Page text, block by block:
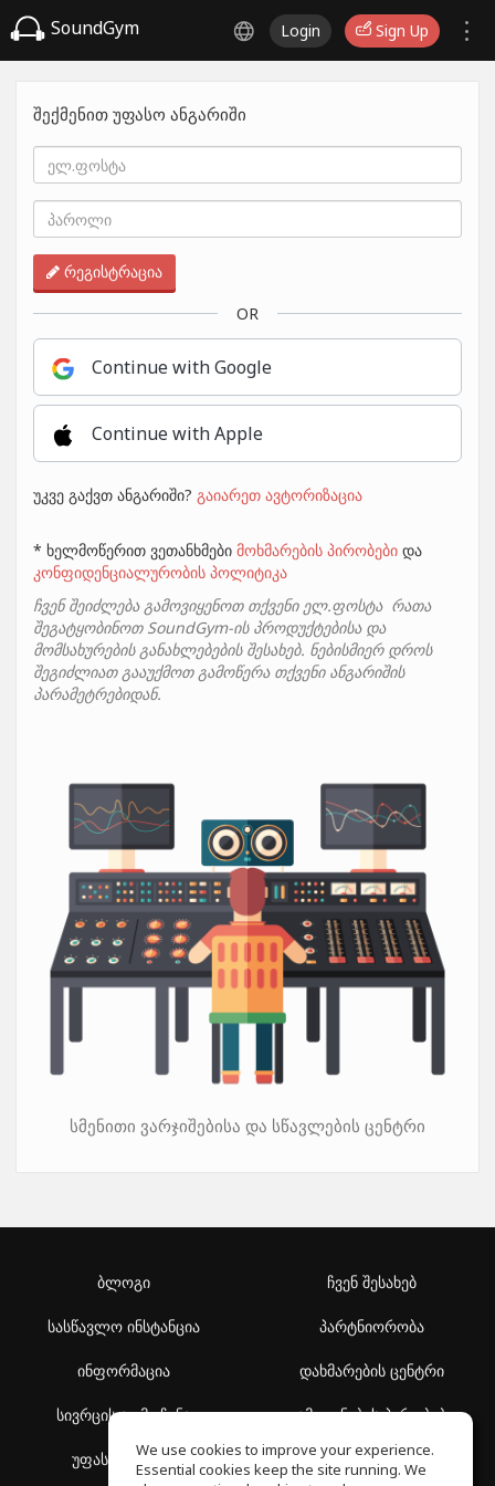
SoundGym Login Sign Up
შექმენით უფასო ანგარიში
რეგისტრაცია
OR
Continue with Google
Continue with Apple
უკვე გაქვთ ანგარიში? გაიარეთ ავტორიზაცია
* ხელმოწერით ვეთანხმები მოხმარების პირობები და
კონფიდენციალურობის პოლიტიკა
ჩვენ შეიძლება გამოვიყენოთ თქვენი ელ.ფოსტა რათა
შეგატყობინოთ SoundGym-ის პროდუქტებისა და
მომსახურების განახლებების შესახებ. ნებისმიერ დროს
შეგიძლიათ გააუქმოთ გამოწერა თქვენი ანგარიშის
პარამეტრებიდან.
სმენითი ვარჯიშებისა და სწავლების ცენტრი
ბლოგი
სასწავლო ინსტანცია
ინფორმაცია
სივრცის აღმოჩენა
უფასო სკოლა
ჩვენ შესახებ
პარტნიორობა
დახმარების ცენტრი
გამოყენების პირობები
კონფიდენციალურობის
პოლიტიკა
We use cookies to improve your experience.
Essential cookies keep the site running. We